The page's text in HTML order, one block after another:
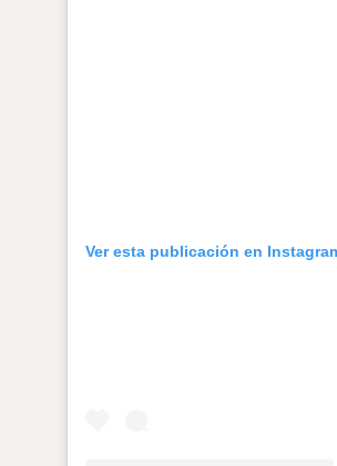
Ver esta publicación en